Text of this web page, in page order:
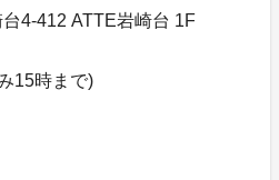
4-412 ATTE岩崎台 1F
15時まで)